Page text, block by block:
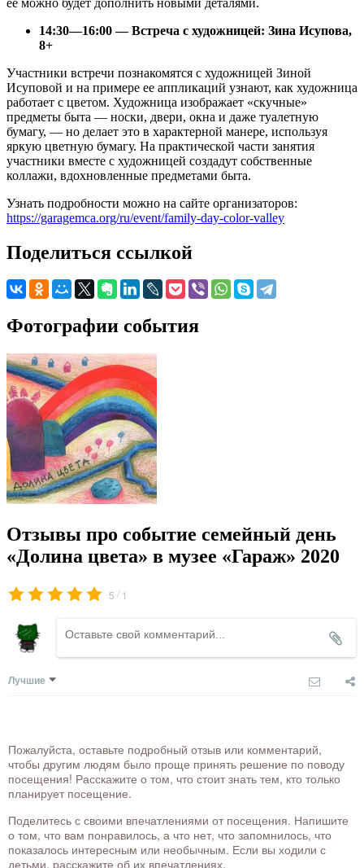
14:30—16:00 — Встреча с художницей: Зина Исупова,
8+
Участники встречи познакомятся с художницей Зиной
Исуповой и на примере ее аппликаций узнают, как художница
работает с цветом. Художница изображает «скучные»
предметы быта — носки, двери, окна и даже туалетную
бумагу, — но делает это в характерной манере, используя
яркую цветную бумагу. На практической части занятия
участники вместе с художницей создадут собственные
коллажи, вдохновленные предметами быта.
Узнать подробности можно на сайте организаторов:
https://garagemca.org/ru/event/family-day-color-valley
Поделиться ссылкой
Фотографии события
Отзывы про событие семейный день
«Долина цвета» в музее «Гараж» 2020
5 / 1
Лучшие
Пожалуйста, оставьте подробный отзыв или комментарий,
чтобы другим людям было проще принять решение по поводу
посещения! Расскажите о том, что стоит знать тем, кто только
планирует посещение.
Поделитесь с своими впечатлениями от посещения. Напишите
о том, что вам понравилось, а что нет, что запомнилось, что
показалось интересным или необычным. Если вы ходили с
детьми, расскажите об их впечатлениях.